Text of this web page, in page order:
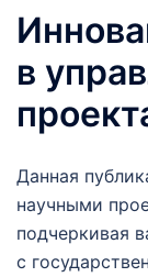
в
Данная
научными
подчеркивая
с